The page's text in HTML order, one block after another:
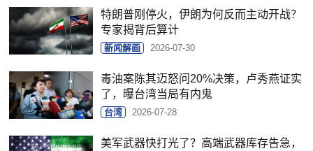
特朗普刚停火，伊朗为何反而主动开战？
专家揭背后算计
新闻解画 2026-07-30
毒油案陈其迈怒问20%决策，卢秀燕证实
了，曝台湾当局有内鬼
台湾 2026-07-28
美军武器快打光了？高端武器库存告急，